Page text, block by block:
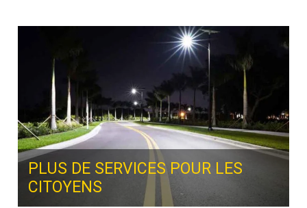
PLUS DE SERVICES POUR LES
CITOYENS